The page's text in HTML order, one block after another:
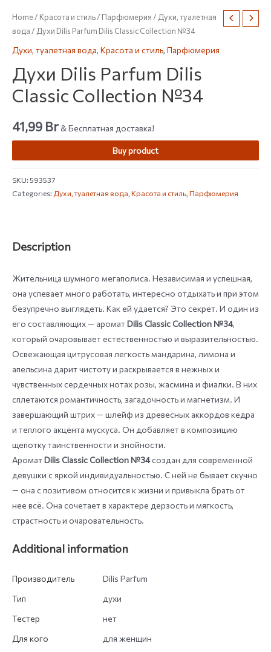
Home/ Красота и стиль/ Парфюмерия/ Духи, туалетная
вода/ Духи Dilis Parfum Dilis Classic Collection №34
Духи, туалетная вода, Красота и стиль, Парфюмерия
Духи Dilis Parfum Dilis
Classic Collection №34
41,99 Br& Бесплатная доставка!
Buy product
SKU:593537
Categories: Духи, туалетная вода,Красота и стиль,Парфюмерия
Description
Жительница шумного мегаполиса. Независимая и успешная,
она успевает много работать, интересно отдыхать и при этом
безупречно выглядеть. Как ей удается? Это секрет. И один из
его составляющих — ароматDilis Classic Collection №34,
который очаровывает естественностью и выразительностью.
Освежающая цитрусовая легкость мандарина, лимона и
апельсина дарит чистоту и раскрывается в нежных и
чувственных сердечных нотах розы, жасмина и фиалки. В них
сплетаются романтичность, загадочность и магнетизм. И
завершающий штрих — шлейф из древесных аккордов кедра
и теплого акцента мускуса. Он добавляет в композицию
щепотку таинственности и знойности.
АроматDilis Classic Collection №34создан для современной
девушки с яркой индивидуальностью. С ней не бывает скучно
— она с позитивом относится к жизни и привыкла брать от
нее всё. Она сочетает в характере дерзость и мягкость,
страстность и очаровательность.
Additional information
Производитель
Dilis Parfum
Тип
духи
Тестер
нет
Для кого
для женщин